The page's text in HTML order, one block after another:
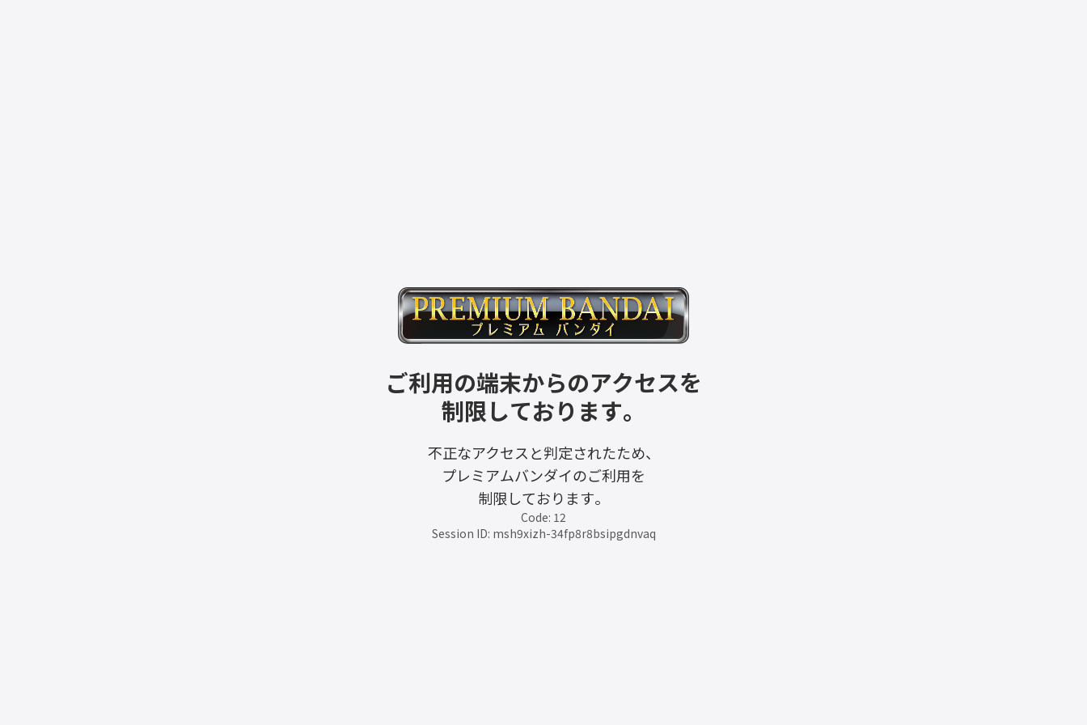
ご利用の端末からのアクセスを
制限しております。
不正なアクセスと判定されたため、
プレミアムバンダイのご利用を
制限しております。
Code: 12
Session ID: msh9xizh-34fp8r8bsipgdnvaq